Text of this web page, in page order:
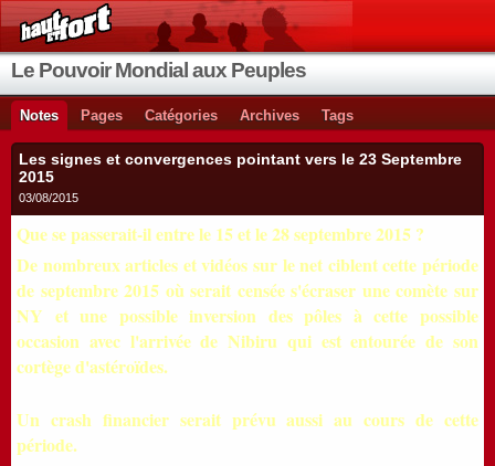
Le Pouvoir Mondial aux Peuples
Notes Pages Catégories Archives Tags
Les signes et convergences pointant vers le 23 Septembre
2015
03/08/2015
Que se passerait-il entre le 15 et le 28 septembre 2015 ?
De nombreux articles et vidéos sur le net ciblent cette période
de septembre 2015 où serait censée s'écraser une comète sur
NY et une possible inversion des pôles à cette possible
occasion avec l'arrivée de Nibiru qui est entourée de son
cortège d'astéroïdes.
Un crash financier serait prévu aussi au cours de cette
période.